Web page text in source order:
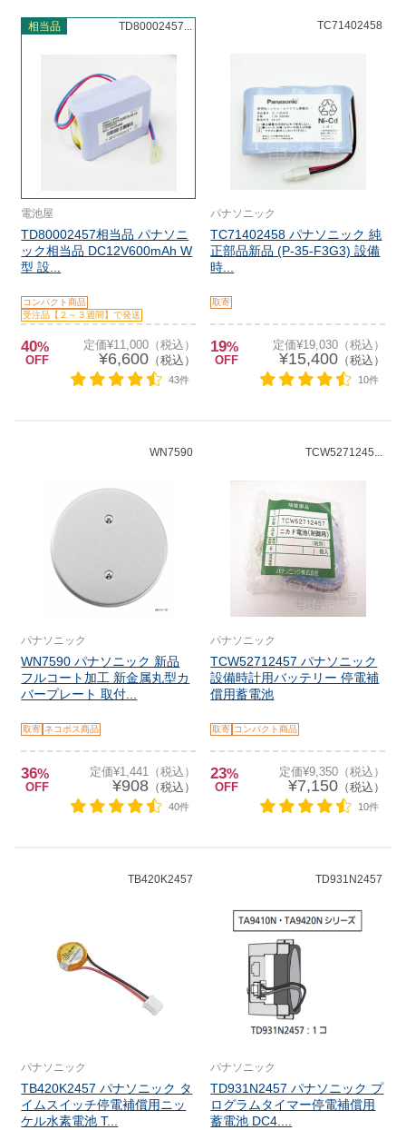
相当品 TD80002457...
電池屋
TD80002457相当品 パナソニ
ック相当品 DC12V600mAh W
型 設...
コンパクト商品
受注品【２～３週間】で発送
40%
OFF
定価¥11,000（税込）
¥6,600（税込）
43件
TC71402458
パナソニック
TC71402458 パナソニック 純
正部品新品 (P-35-F3G3) 設備
時...
取寄
19%
OFF
定価¥19,030（税込）
¥15,400（税込）
10件
WN7590
パナソニック
WN7590 パナソニック 新品
フルコート加工 新金属丸型カ
バープレート 取付...
取寄 ネコポス商品
36%
OFF
定価¥1,441（税込）
¥908（税込）
40件
TCW5271245...
パナソニック
TCW52712457 パナソニック
設備時計用バッテリー 停電補
償用蓄電池
取寄 コンパクト商品
23%
OFF
定価¥9,350（税込）
¥7,150（税込）
10件
TB420K2457
パナソニック
TB420K2457 パナソニック タ
イムスイッチ停電補償用ニッ
ケル水素電池 T...
TD931N2457
パナソニック
TD931N2457 パナソニック プ
ログラムタイマー停電補償用
蓄電池 DC4....